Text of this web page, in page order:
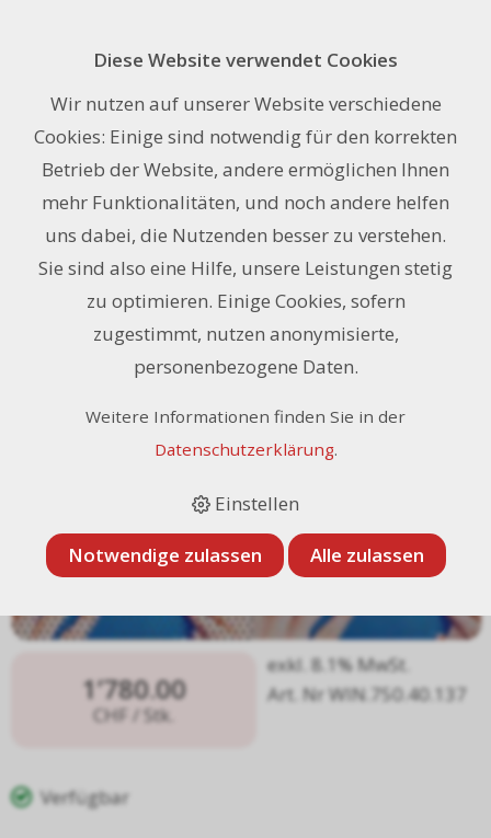
Polymer, 40%, 137 cm x 50 m
1’780.00
CHF / Stk.
exkl. 8.1% MwSt.
Art. Nr WIN.750.40.137
Verfügbar
Diese Website verwendet Cookies
Wir nutzen auf unserer Website verschiedene
Cookies: Einige sind notwendig für den korrekten
Betrieb der Website, andere ermöglichen Ihnen
mehr Funktionalitäten, und noch andere helfen
uns dabei, die Nutzenden besser zu verstehen.
Sie sind also eine Hilfe, unsere Leistungen stetig
zu optimieren. Einige Cookies, sofern
zugestimmt, nutzen anonymisierte,
personenbezogene Daten.
Weitere Informationen finden Sie in der
Datenschutzerklärung.
Einstellen
Notwendige zulassen Alle zulassen